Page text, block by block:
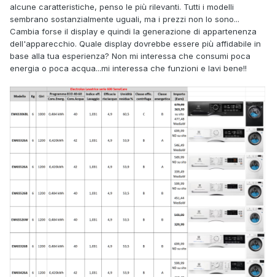
alcune caratteristiche, penso le più rilevanti. Tutti i modelli
sembrano sostanzialmente uguali, ma i prezzi non lo sono...
Cambia forse il display e quindi la generazione di appartenenza
dell'apparecchio. Quale display dovrebbe essere più affidabile in
base alla tua esperienza? Non mi interessa che consumi poca
energia o poca acqua...mi interessa che funzioni e lavi bene!!